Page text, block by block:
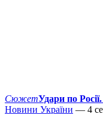
СюжетУдари по
Новини України — 4